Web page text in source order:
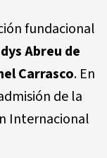
fundacional
Abreu de
Carrasco. En
de la
Internacional